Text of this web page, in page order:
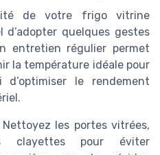
de votre frigo vitrine
d’adopter quelques gestes
entretien régulier permet
la température idéale pour
le rendement
Nettoyez les portes vitrées,
pour éviter